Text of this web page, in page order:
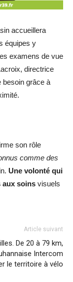
accueillera
équipes y
examens de vue
directrice
besoin grâce à
son rôle
comme des
Une volonté qui
aux soins visuels
Article suivant
De 20 à 79 km,
Intercom
le territoire à vélo